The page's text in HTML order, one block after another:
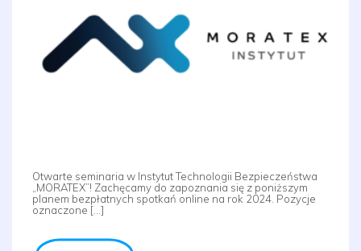
Otwarte seminaria w Instytut Technologii Bezpieczeństwa
„MORATEX”! Zachęcamy do zapoznania się z poniższym
planem bezpłatnych spotkań online na rok 2024. Pozycje
oznaczone […]